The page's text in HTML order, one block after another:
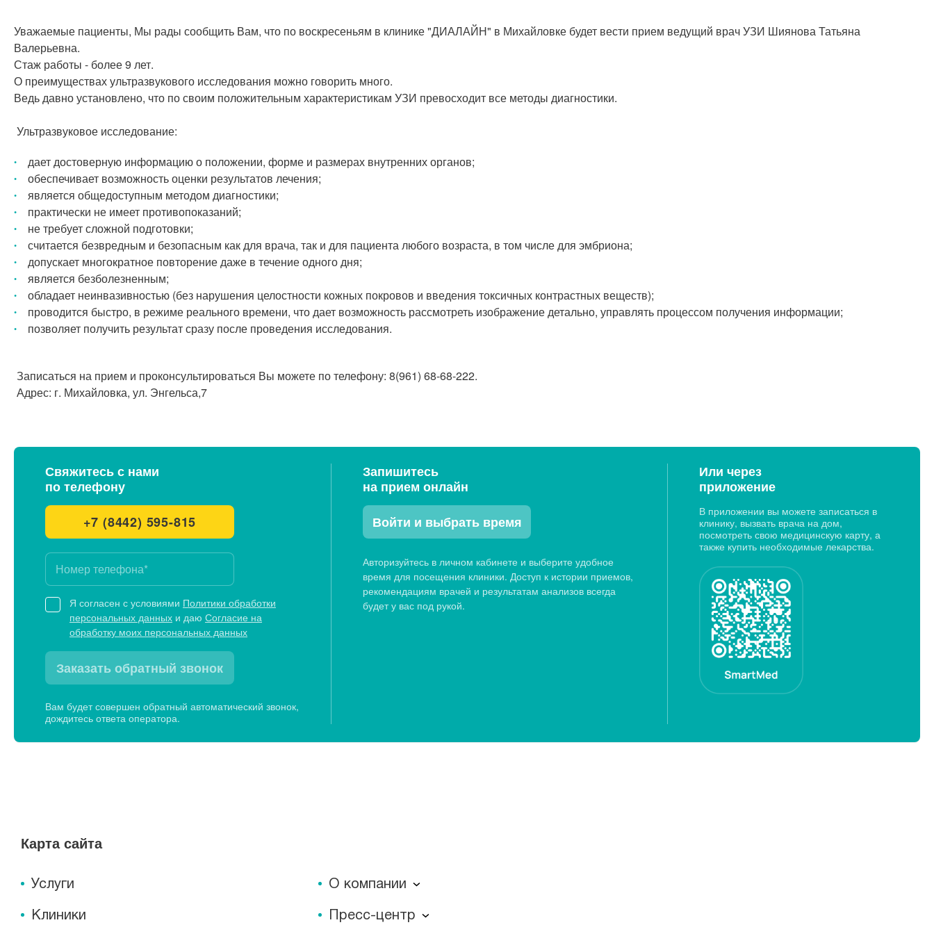
Уважаемые пациенты, Мы рады сообщить Вам, что по воскресеньям в клинике "ДИАЛАЙН" в Михайловке будет вести прием ведущий врач УЗИ Шиянова Татьяна
Валерьевна.
Стаж работы - более 9 лет.
О преимуществах ультразвукового исследования можно говорить много.
Ведь давно установлено, что по своим положительным характеристикам УЗИ превосходит все методы диагностики.
Ультразвуковое исследование:
дает достоверную информацию о положении, форме и размерах внутренних органов;
обеспечивает возможность оценки результатов лечения;
является общедоступным методом диагностики;
практически не имеет противопоказаний;
не требует сложной подготовки;
считается безвредным и безопасным как для врача, так и для пациента любого возраста, в том числе для эмбриона;
допускает многократное повторение даже в течение одного дня;
является безболезненным;
обладает неинвазивностью (без нарушения целостности кожных покровов и введения токсичных контрастных веществ);
проводится быстро, в режиме реального времени, что дает возможность рассмотреть изображение детально, управлять процессом получения информации;
позволяет получить результат сразу после проведения исследования.
Записаться на прием и проконсультироваться Вы можете по телефону: 8(961) 68-68-222.
Адрес: г. Михайловка, ул. Энгельса,7
Свяжитесь с нами
по телефону
+7 (8442) 595-815
Я согласен с условиями Политики обработки
персональных данных и даю Согласие на
обработку моих персональных данных
Заказать обратный звонок
Вам будет совершен обратный автоматический звонок,
дождитесь ответа оператора.
Запишитесь
на прием онлайн
Войти и выбрать время
Авторизуйтесь в личном кабинете и выберите удобное
время для посещения клиники. Доступ к истории приемов,
рекомендациям врачей и результатам анализов всегда
будет у вас под рукой.
Или через
приложение
В приложении вы можете записаться в
клинику, вызвать врача на дом,
посмотреть свою медицинскую карту, а
также купить необходимые лекарства.
Карта сайта
Услуги
Клиники
О компании
О компании
Пресс-центр